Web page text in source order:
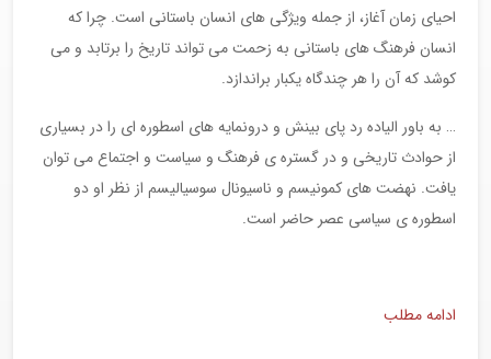
احیای زمان آغاز، از جمله ویژگی های انسان باستانی است. چرا که
انسان فرهنگ های باستانی به زحمت می تواند تاریخ را برتابد و می
کوشد که آن را هر چندگاه یکبار براندازد.
… به باور الیاده رد پای بینش و درونمایه های اسطوره ای را در بسیاری
از حوادث تاریخی و در گستره ی فرهنگ و سیاست و اجتماع می توان
یافت. نهضت های کمونیسم و ناسیونال سوسیالیسم از نظر او دو
اسطوره ی سیاسی عصر حاضر است.
ادامه مطلب